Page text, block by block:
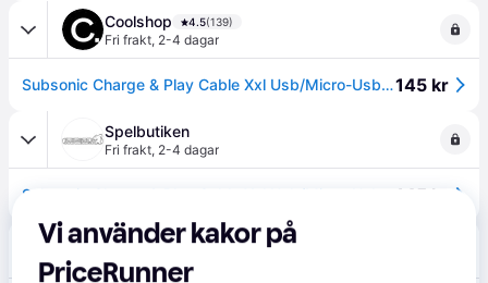
Coolshop 4.5(139)
Fri frakt, 2-4 dagar
Subsonic Charge & Play Cable Xxl Usb/Micro-Usb - PS4 Xbox One 4m145 kr
Spelbutiken
Fri frakt, 2-4 dagar
145 kr
Proshop.se 4.5(589)
49 kr frakt
Vi använder kakor på
PriceRunner